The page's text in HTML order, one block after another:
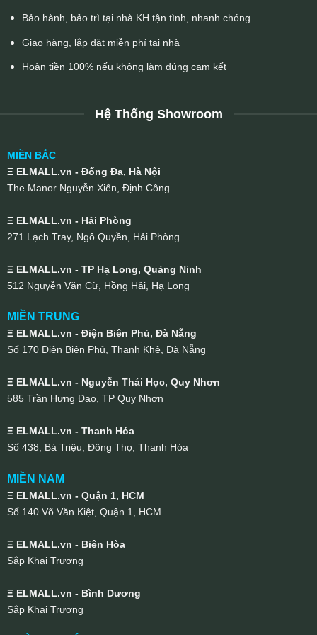
Bảo hành, bảo trì tại nhà KH tận tình, nhanh chóng
Giao hàng, lắp đặt miễn phí tại nhà
Hoàn tiền 100% nếu không làm đúng cam kết
Hệ Thống Showroom
MIỀN BẮC
Ξ ELMALL.vn - Đống Đa, Hà Nội
The Manor Nguyễn Xiển, Định Công
Ξ ELMALL.vn - Hải Phòng
271 Lạch Tray, Ngô Quyền, Hải Phòng
Ξ ELMALL.vn - TP Hạ Long, Quảng Ninh
512 Nguyễn Văn Cừ, Hồng Hải, Hạ Long
MIỀN TRUNG
Ξ ELMALL.vn - Điện Biên Phủ, Đà Nẵng
Số 170 Điện Biên Phủ, Thanh Khê, Đà Nẵng
Ξ ELMALL.vn - Nguyễn Thái Học, Quy Nhơn
585 Trần Hưng Đạo, TP Quy Nhơn
Ξ ELMALL.vn - Thanh Hóa
Số 438, Bà Triệu, Đông Thọ, Thanh Hóa
MIỀN NAM
Ξ ELMALL.vn - Quận 1, HCM
Số 140 Võ Văn Kiệt, Quận 1, HCM
Ξ ELMALL.vn - Biên Hòa
Sắp Khai Trương
Ξ ELMALL.vn - Bình Dương
Sắp Khai Trương